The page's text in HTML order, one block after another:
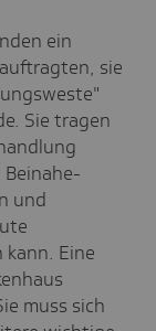
ein
sie
Sie tragen
und
Eine
muss sich